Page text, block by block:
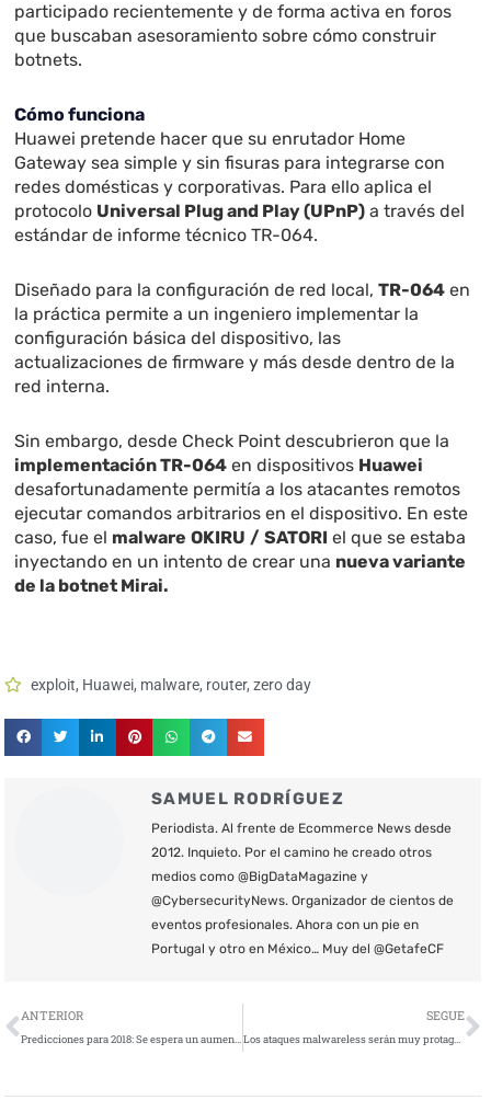
participado recientemente y de forma activa en foros
que buscaban asesoramiento sobre cómo construir
botnets.
Cómo funciona
Huawei pretende hacer que su enrutador Home
Gateway sea simple y sin fisuras para integrarse con
redes domésticas y corporativas. Para ello aplica el
protocolo Universal Plug and Play (UPnP) a través del
estándar de informe técnico TR-064.
Diseñado para la configuración de red local,TR-064 en
la práctica permite a un ingeniero implementar la
configuración básica del dispositivo, las
actualizaciones de firmware y más desde dentro de la
red interna.
Sin embargo, desde Check Point descubrieron que la
implementación TR-064 en dispositivos Huawei
desafortunadamente permitía a los atacantes remotos
ejecutar comandos arbitrarios en el dispositivo. En este
caso, fue el malware OKIRU / SATORI el que se estaba
inyectando en un intento de crear una nueva variante
de la botnet Mirai.
exploit, Huawei, malware, router,zero day
SAMUEL RODRÍGUEZ
Periodista. Al frente de Ecommerce News desde
2012. Inquieto. Por el camino he creado otros
medios como @BigDataMagazine y
@CybersecurityNews. Organizador de cientos de
eventos profesionales. Ahora con un pie en
Portugal y otro en México… Muy del @GetafeCF
Ant
ANTERIOR
Predicciones para 2018: Se espera un aumento en cifras de desastres y en el crecimiento de datos
SEGUE
Los ataques malwareless serán muy protagonistas durante 2018